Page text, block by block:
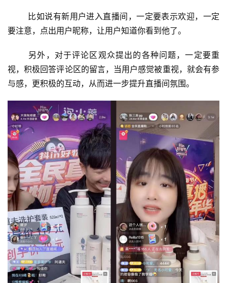
要注意，点出用户昵称，让用户知道你看到他了。
视，积极回答评论区的留言，当用户感觉被重视，就会有参
与感，更积极的互动，从而进一步提升直播间氛围。